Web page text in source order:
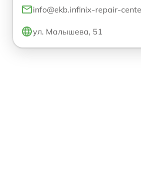
info@ekb.infinix-repair-
ул. Малышева, 51